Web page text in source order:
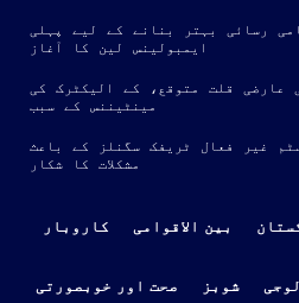
رسائی بہتر بنانے کے لیے پہلی
ایمبولینس لین کا آغاز
عارضی قلت متوقع، کے الیکٹرک کی
مینٹیننس کے سبب
غیر فعال ٹریفک سگنلز کے باعث
مشکلات کا شکار
بین الاقوامی کاروبار
شوبز صحت اور خوبصورتی